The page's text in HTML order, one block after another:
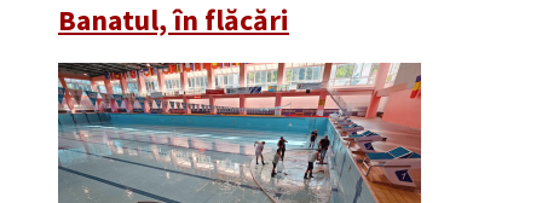
Banatul, în flăcări